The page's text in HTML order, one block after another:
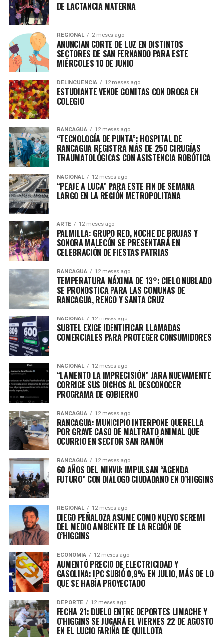
DE LACTANCIA MATERNA
REGIONAL 2 meses ago
ANUNCIAN CORTE DE LUZ EN DISTINTOS
SECTORES DE SAN FERNANDO PARA ESTE
MIÉRCOLES 10 DE JUNIO
DELINCUENCIA 12 meses ago
ESTUDIANTE VENDE GOMITAS CON DROGA EN
COLEGIO
RANCAGUA 12 meses ago
“TECNOLOGÍA DE PUNTA”: HOSPITAL DE
RANCAGUA REGISTRA MÁS DE 250 CIRUGÍAS
TRAUMATOLÓGICAS CON ASISTENCIA ROBÓTICA
NACIONAL 12 meses ago
“PEAJE A LUCA” PARA ESTE FIN DE SEMANA
LARGO EN LA REGIÓN METROPOLITANA
ARTE 12 meses ago
PALMILLA: GRUPO RED, NOCHE DE BRUJAS Y
SONORA MALECÓN SE PRESENTARÁ EN
CELEBRACIÓN DE FIESTAS PATRIAS
RANCAGUA 12 meses ago
TEMPERATURA MÁXIMA DE 13°: CIELO NUBLADO
SE PRONOSTICA PARA LAS COMUNAS DE
RANCAGUA, RENGO Y SANTA CRUZ
NACIONAL 12 meses ago
SUBTEL EXIGE IDENTIFICAR LLAMADAS
COMERCIALES PARA PROTEGER CONSUMIDORES
NACIONAL 12 meses ago
“LAMENTO LA IMPRECISIÓN” JARA NUEVAMENTE
CORRIGE SUS DICHOS AL DESCONOCER
PROGRAMA DE GOBIERNO
RANCAGUA 12 meses ago
RANCAGUA: MUNICIPIO INTERPONE QUERELLA
POR GRAVE CASO DE MALTRATO ANIMAL QUE
OCURRIO EN SECTOR SAN RAMÓN
RANCAGUA 12 meses ago
60 AÑOS DEL MINVU: IMPULSAN “AGENDA
FUTURO” CON DIÁLOGO CIUDADANO EN O’HIGGINS
REGIONAL 12 meses ago
DIEGO PEÑALOZA ASUME COMO NUEVO SEREMI
DEL MEDIO AMBIENTE DE LA REGIÓN DE
O’HIGGINS
ECONOMIA 12 meses ago
AUMENTÓ PRECIO DE ELECTRICIDAD Y
GASOLINA: IPC SUBIÓ 0,9% EN JULIO, MÁS DE LO
QUE SE HABÍA PROYECTADO
DEPORTE 12 meses ago
FECHA 21: DUELO ENTRE DEPORTES LIMACHE Y
O’HIGGINS SE JUGARÁ EL VIERNES 22 DE AGOSTO
EN EL LUCIO FARIÑA DE QUILLOTA